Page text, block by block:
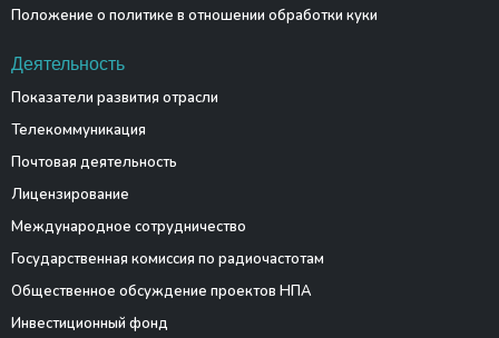
Положение о политике в отношении обработки куки
Деятельность
Показатели развития отрасли
Телекоммуникация
Почтовая деятельность
Лицензирование
Международное сотрудничество
Государственная комиссия по радиочастотам
Общественное обсуждение проектов НПА
Инвестиционный фонд